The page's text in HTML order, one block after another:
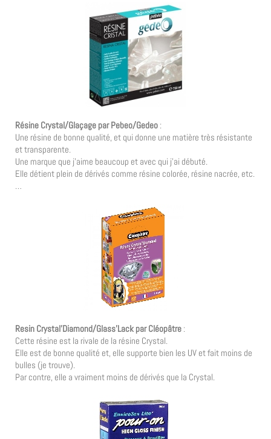
Résine Crystal/Glaçage par Pebeo/Gedeo :
Une résine de bonne qualité, et qui donne une matière très résistante
et transparente.
Une marque que j’aime beaucoup et avec qui j’ai débuté.
Elle détient plein de dérivés comme résine colorée, résine nacrée, etc.
…
Resin Crystal’Diamond/Glass’Lack par Cléopâtre :
Cette résine est la rivale de la résine Crystal.
Elle est de bonne qualité et, elle supporte bien les UV et fait moins de
bulles (je trouve).
Par contre, elle a vraiment moins de dérivés que la Crystal.